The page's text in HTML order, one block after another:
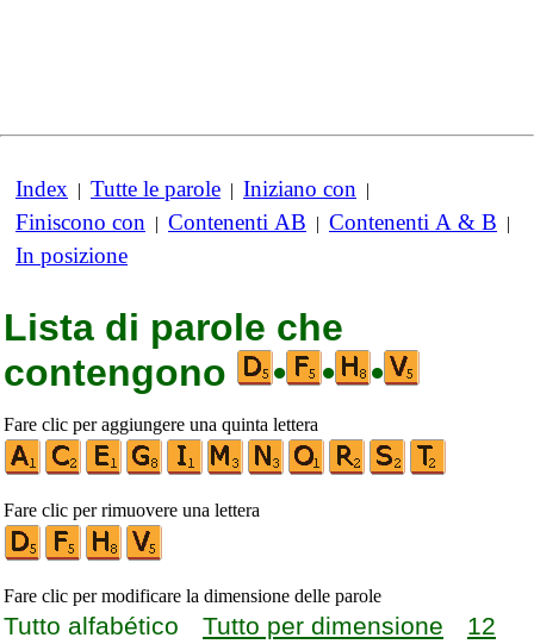
Index | Tutte le parole | Iniziano con |
Finiscono con | Contenenti AB | Contenenti A & B |
In posizione
Lista di parole che
contengono
• • •
Fare clic per aggiungere una quinta lettera
Fare clic per rimuovere una lettera
Fare clic per modificare la dimensione delle parole
Tutto alfabético Tutto per dimensione
12